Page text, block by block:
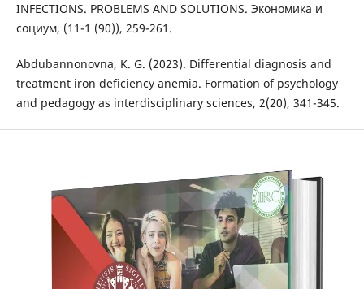
INFECTIONS. PROBLEMS AND SOLUTIONS. Экономика и
социум, (11-1 (90)), 259-261.
Abdubannonovna, K. G. (2023). Differential diagnosis and
treatment iron deficiency anemia. Formation of psychology
and pedagogy as interdisciplinary sciences, 2(20), 341-345.